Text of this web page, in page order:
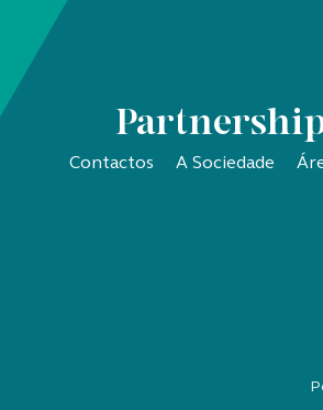
Contactos A Sociedade